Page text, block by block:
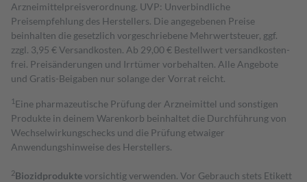
Arzneimittelpreisverordnung. UVP: Unverbindliche
Preisempfehlung des Herstellers. Die angegebenen Preise
beinhalten die gesetzlich vorgeschriebene Mehrwertsteuer, ggf.
zzgl. 3,95 € Versandkosten. Ab 29,00 € Bestell­wert versand­kosten­
frei. Preisänderungen und Irrtümer vorbehalten. Alle Angebote
und Gratis-Beigaben nur solange der Vorrat reicht.
1 Eine pharmazeutische Prüfung der Arzneimittel und sonstigen
Produkte in deinem Warenkorb beinhaltet die Durchführung von
Wechselwirkungschecks und die Prüfung etwaiger
Anwendungshinweise des Herstellers.
2Biozidproduktevorsichtig verwenden. Vor Gebrauch stets Etikett